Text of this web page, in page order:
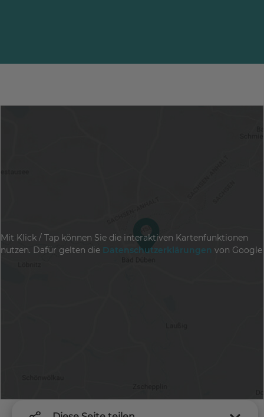
Mit Klick / Tap können Sie die interaktiven Kartenfunktionen
nutzen. Dafür gelten die Datenschutzerklärungen von Google